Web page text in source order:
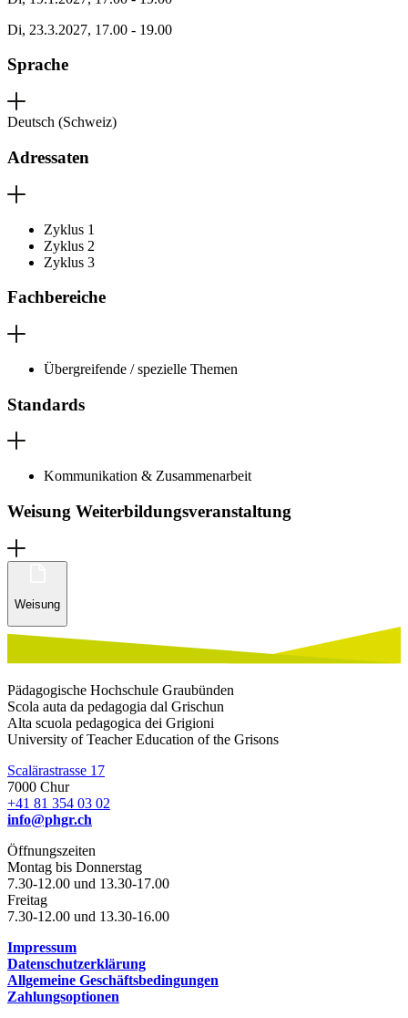
Di, 23.3.2027, 17.00 - 19.00
Sprache
Deutsch (Schweiz)
Adressaten
Zyklus 1
Zyklus 2
Zyklus 3
Fachbereiche
Übergreifende / spezielle Themen
Standards
Kommunikation & Zusammenarbeit
Weisung Weiterbildungsveranstaltung
Weisung
Pädagogische Hochschule Graubünden
Scola auta da pedagogia dal Grischun
Alta scuola pedagogica dei Grigioni
University of Teacher Education of the Grisons
Scalärastrasse 17
7000 Chur
+41 81 354 03 02
info@phgr.ch
Öffnungszeiten
Montag bis Donnerstag
7.30-12.00 und 13.30-17.00
Freitag
7.30-12.00 und 13.30-16.00
Impressum
Datenschutzerklärung
Allgemeine Geschäftsbedingungen
Zahlungsoptionen